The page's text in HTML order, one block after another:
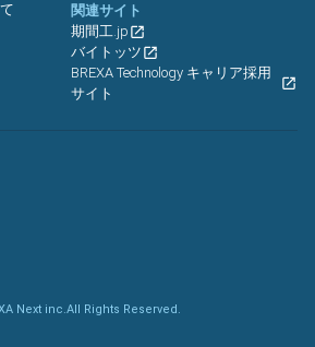
関連サイト
期間工.jp
バイトッツ
BREXA Technology キャリア採用
サイト
Next inc.All Rights Reserved.